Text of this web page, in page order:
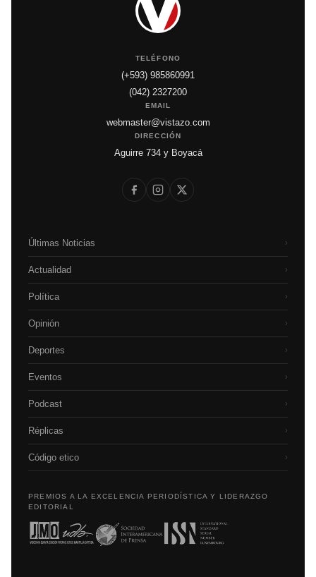
TELÉFONO
(+593) 985860991
(042) 2327200
EMAIL
webmaster@vistazo.com
DIRECCIÓN
Aguirre 734 y Boyacá
Últimas Noticias ›
Actualidad ›
Política ›
Opinión ›
Deportes ›
Eventos ›
Podcast ›
Réplicas ›
Código etico ›
PREMIOS A LA EXCELENCIA PERIODÍSTICA Y LIDERAZGO
EDITORIAL